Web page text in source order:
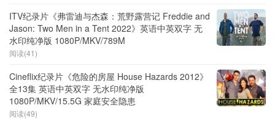
ITV纪录片《弗雷迪与杰森：荒野露营记 Freddie and
Jason: Two Men in a Tent 2022》英语中英双字 无
水印纯净版 1080P/MKV/789M
阅读(41)
Cineflix纪录片《危险的房屋 House Hazards 2012》
全13集 英语中英双字 无水印纯净版
1080P/MKV/15.5G 家庭安全隐患
阅读(49)